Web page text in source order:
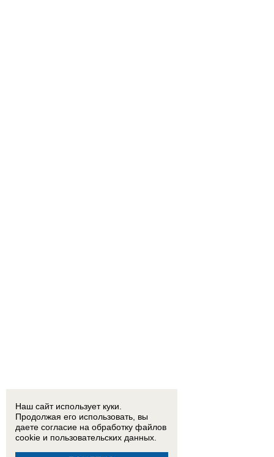
Наш сайт использует куки.
Продолжая его использовать, вы
даете согласие на обработку файлов
cookie и пользовательских данных.